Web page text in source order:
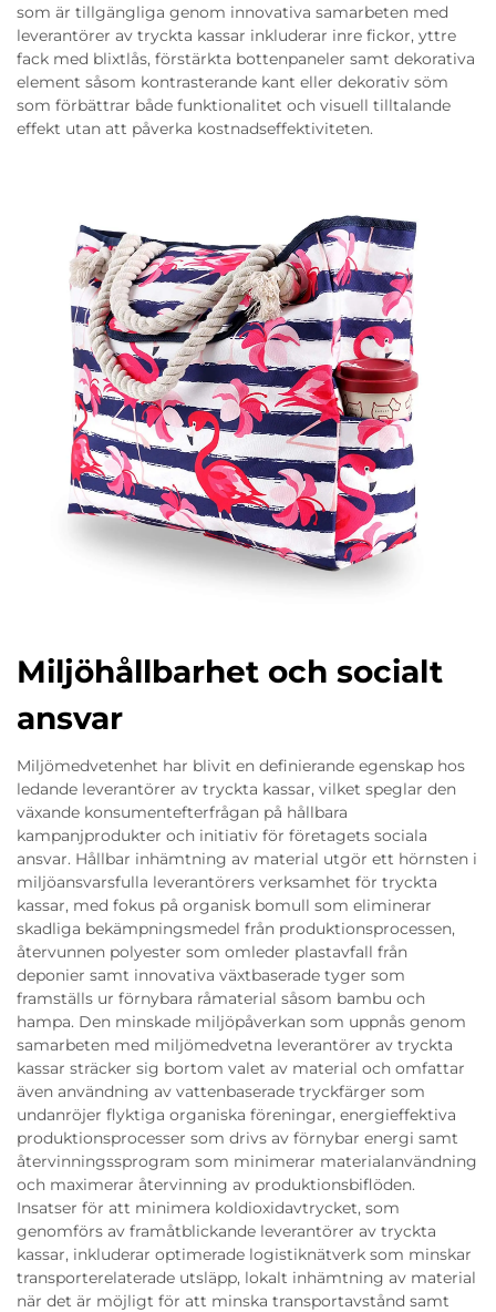
som är tillgängliga genom innovativa samarbeten med
leverantörer av tryckta kassar inkluderar inre fickor, yttre
fack med blixtlås, förstärkta bottenpaneler samt dekorativa
element såsom kontrasterande kant eller dekorativ söm
som förbättrar både funktionalitet och visuell tilltalande
effekt utan att påverka kostnadseffektiviteten.
Miljöhållbarhet och socialt
ansvar
Miljömedvetenhet har blivit en definierande egenskap hos
ledande leverantörer av tryckta kassar, vilket speglar den
växande konsumentefterfrågan på hållbara
kampanjprodukter och initiativ för företagets sociala
ansvar. Hållbar inhämtning av material utgör ett hörnsten i
miljöansvarsfulla leverantörers verksamhet för tryckta
kassar, med fokus på organisk bomull som eliminerar
skadliga bekämpningsmedel från produktionsprocessen,
återvunnen polyester som omleder plastavfall från
deponier samt innovativa växtbaserade tyger som
framställs ur förnybara råmaterial såsom bambu och
hampa. Den minskade miljöpåverkan som uppnås genom
samarbeten med miljömedvetna leverantörer av tryckta
kassar sträcker sig bortom valet av material och omfattar
även användning av vattenbaserade tryckfärger som
undanröjer flyktiga organiska föreningar, energieffektiva
produktionsprocesser som drivs av förnybar energi samt
återvinningssprogram som minimerar materialanvändning
och maximerar återvinning av produktionsbiflöden.
Insatser för att minimera koldioxidavtrycket, som
genomförs av framåtblickande leverantörer av tryckta
kassar, inkluderar optimerade logistiknätverk som minskar
transporterelaterade utsläpp, lokalt inhämtning av material
när det är möjligt för att minska transportavstånd samt